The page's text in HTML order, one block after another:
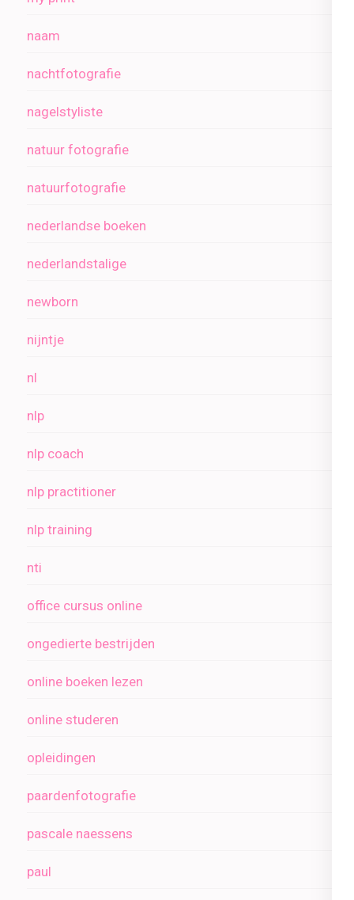
naam
nachtfotografie
nagelstyliste
natuur fotografie
natuurfotografie
nederlandse boeken
nederlandstalige
newborn
nijntje
nl
nlp
nlp coach
nlp practitioner
nlp training
nti
office cursus online
ongedierte bestrijden
online boeken lezen
online studeren
opleidingen
paardenfotografie
pascale naessens
paul